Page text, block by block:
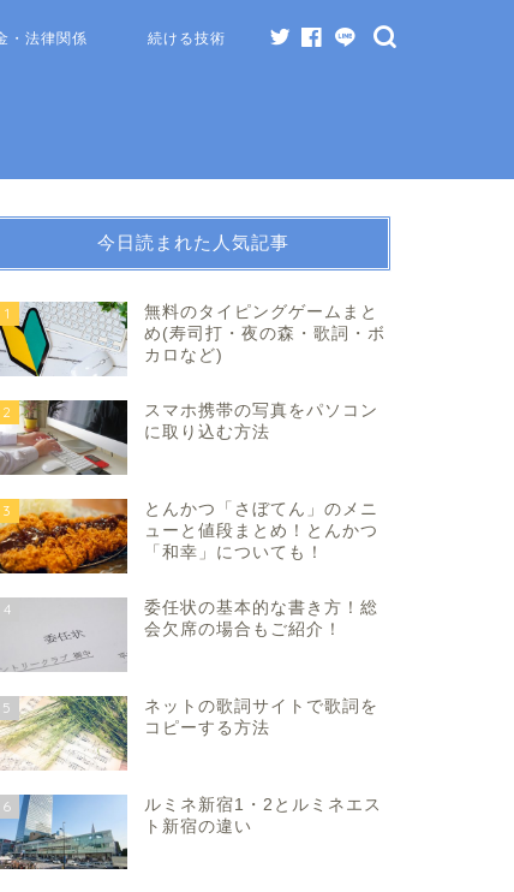
・法律関係 続ける技術
今日読まれた人気記事
1
無料のタイピングゲームまと
め(寿司打・夜の森・歌詞・ボ
カロなど)
2
スマホ携帯の写真をパソコン
に取り込む方法
3
とんかつ「さぼてん」のメニ
ューと値段まとめ！とんかつ
「和幸」についても！
4
委任状の基本的な書き方！総
会欠席の場合もご紹介！
5
ネットの歌詞サイトで歌詞を
コピーする方法
6
ルミネ新宿1・2とルミネエス
ト新宿の違い